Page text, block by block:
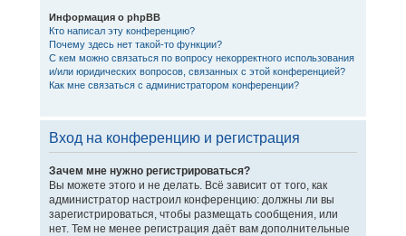
Информация о phpBB
Кто написал эту конференцию?
Почему здесь нет такой-то функции?
С кем можно связаться по вопросу некорректного использования
и/или юридических вопросов, связанных с этой конференцией?
Как мне связаться с администратором конференции?
Вход на конференцию и регистрация
Зачем мне нужно регистрироваться?
Вы можете этого и не делать. Всё зависит от того, как
администратор настроил конференцию: должны ли вы
зарегистрироваться, чтобы размещать сообщения, или
нет. Тем не менее регистрация даёт вам дополнительные